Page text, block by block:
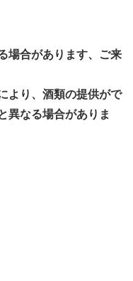
場合があります、ご来
り、酒類の提供がで
異なる場合がありま